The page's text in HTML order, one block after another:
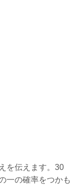
を伝えます。30
一の確率をつかも